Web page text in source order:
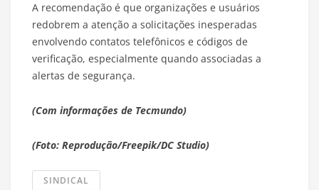
A recomendação é que organizações e usuários
redobrem a atenção a solicitações inesperadas
envolvendo contatos telefônicos e códigos de
verificação, especialmente quando associadas a
alertas de segurança.
(Com informações de Tecmundo)
(Foto: Reprodução/Freepik/DC Studio)
SINDICAL